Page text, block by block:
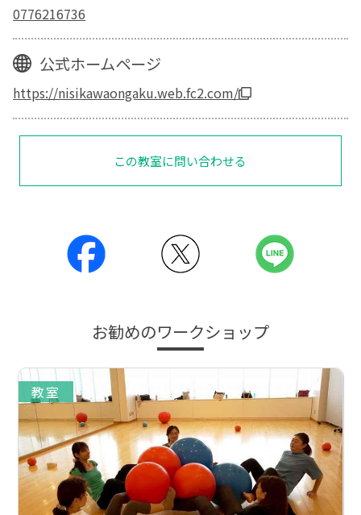
0776216736
公式ホームページ
https://nisikawaongaku.web.fc2.com/
この教室に問い合わせる
お勧めのワークショップ
教室